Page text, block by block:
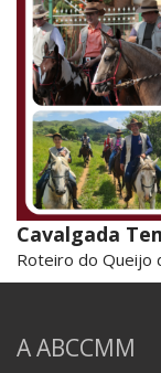
Cavalgada
Roteiro do Queijo
A ABCCMM